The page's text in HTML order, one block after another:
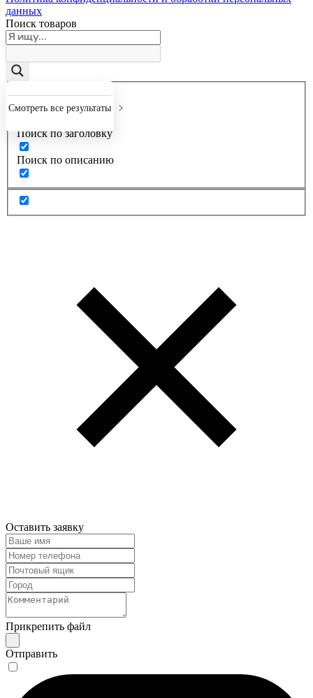
данных
Поиск товаров
Смотреть все результаты
Точное совпадение
Поиск по заголовку
Поиск по описанию
Оставить заявку
Прикрепить файл
Отправить